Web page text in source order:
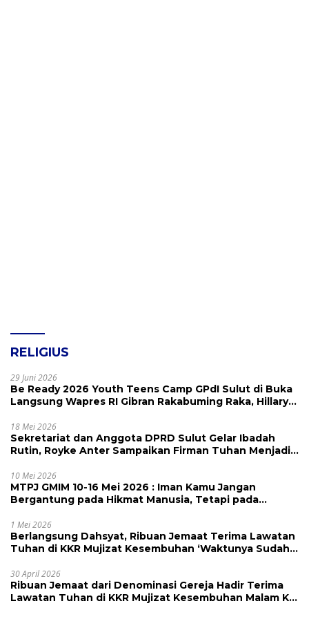
RELIGIUS
29 Juni 2026
Be Ready 2026 Youth Teens Camp GPdI Sulut di Buka
Langsung Wapres RI Gibran Rakabuming Raka, Hillary
18 Mei 2026
Sekretariat dan Anggota DPRD Sulut Gelar Ibadah
Rutin, Royke Anter Sampaikan Firman Tuhan Menjadi
10 Mei 2026
MTPJ GMIM 10-16 Mei 2026 : Iman Kamu Jangan
Bergantung pada Hikmat Manusia, Tetapi pada
1 Mei 2026
Berlangsung Dahsyat, Ribuan Jemaat Terima Lawatan
Tuhan di KKR Mujizat Kesembuhan ‘Waktunya Sudah
30 April 2026
Ribuan Jemaat dari Denominasi Gereja Hadir Terima
Lawatan Tuhan di KKR Mujizat Kesembuhan Malam Ke